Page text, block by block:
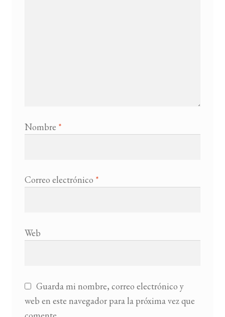
Nombre *
Correo electrónico *
Web
Guarda mi nombre, correo electrónico y
web en este navegador para la próxima vez que